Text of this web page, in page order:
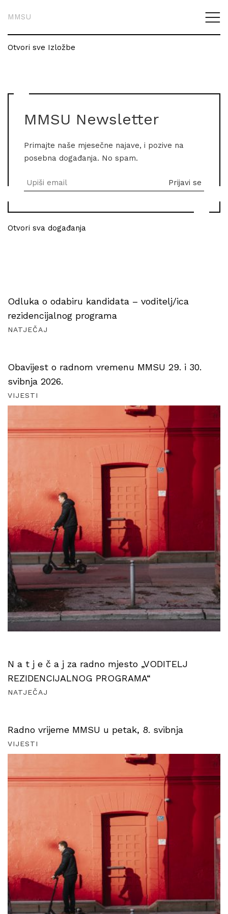
MMSU
Otvori sve Izložbe
MMSU Newsletter
Primajte naše mjesečne najave, i pozive na
posebna događanja. No spam.
Otvori sva događanja
Odluka o odabiru kandidata – voditelj/ica
rezidencijalnog programa
NATJEČAJ
Obavijest o radnom vremenu MMSU 29. i 30.
svibnja 2026.
VIJESTI
N a t j e č a j za radno mjesto „VODITELJ
REZIDENCIJALNOG PROGRAMA“
NATJEČAJ
Radno vrijeme MMSU u petak, 8. svibnja
VIJESTI